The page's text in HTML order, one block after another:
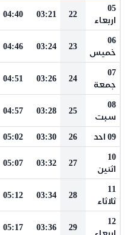
05
اربعاء
22
03:21
04:40
06
خميس
23
03:24
04:46
07
جمعة
24
03:26
04:51
08
سبت
25
03:28
04:57
09 احد 26
03:30
05:02
10
اثنين
27
03:32
05:07
11
ثلاثاء
28
03:34
05:12
12
اربعاء
29
03:36
05:17